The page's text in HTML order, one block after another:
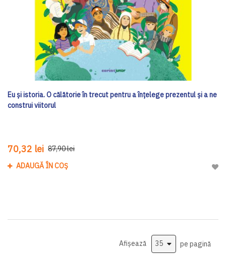
Eu și istoria. O călătorie în trecut pentru a înțelege prezentul și a ne
construi viitorul
70,32 lei 87,90 lei
ADAUGĂ ÎN COȘ
Afișează pe pagină